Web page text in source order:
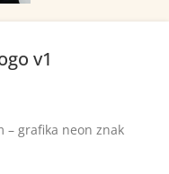
v1
– grafika neon znak